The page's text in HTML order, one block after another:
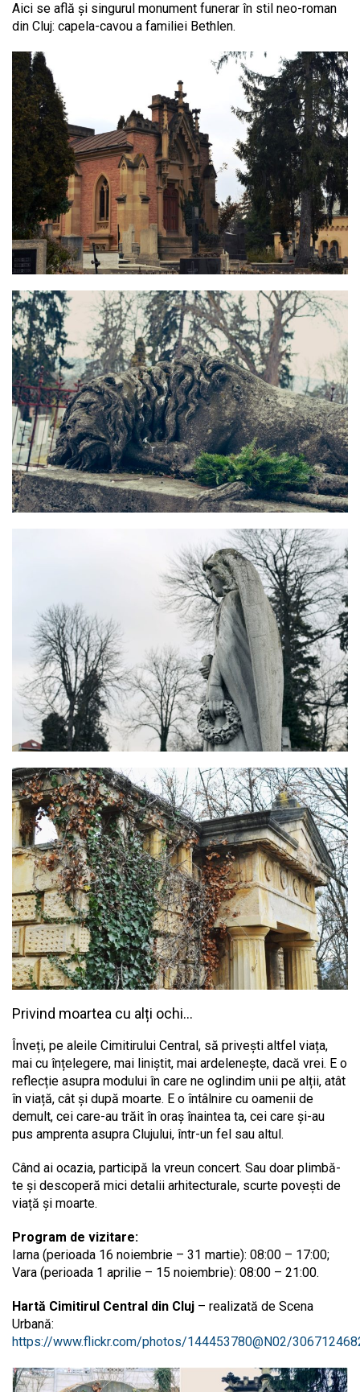
Aici se află și singurul monument funerar în stil neo-roman
din Cluj: capela-cavou a familiei Bethlen.
Privind moartea cu alți ochi…
Înveți, pe aleile Cimitirului Central, să privești altfel viața,
mai cu înțelegere, mai liniștit, mai ardelenește, dacă vrei. E o
reflecție asupra modului în care ne oglindim unii pe alții, atât
în viață, cât și după moarte. E o întâlnire cu oamenii de
demult, cei care-au trăit în oraș înaintea ta, cei care și-au
pus amprenta asupra Clujului, într-un fel sau altul.
Când ai ocazia, participă la vreun concert. Sau doar plimbă-
te și descoperă mici detalii arhitecturale, scurte povești de
viață și moarte.
Program de vizitare:
Iarna (perioada 16 noiembrie – 31 martie): 08:00 – 17:00;
Vara (perioada 1 aprilie – 15 noiembrie): 08:00 – 21:00.
Hartă Cimitirul Central din Cluj – realizată de Scena
Urbană:
https://www.flickr.com/photos/144453780@N02/